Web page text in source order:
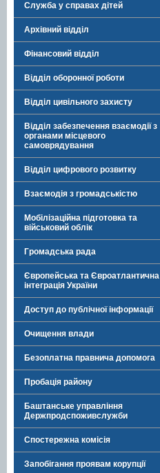
Служба у справах дітей
Архівний відділ
Фінансовий відділ
Відділ оборонної роботи
Відділ цивільного захисту
Відділ забезпечення взаємодії з
органами місцевого
самоврядування
Відділ цифрового розвитку
Взаємодія з громадськістю
Мобілізаційна підготовка та
військовий облік
Громадська рада
Європейська та Євроатлантична
інтеграція України
Доступ до публічної інформації
Очищення влади
Безоплатна правнича допомога
Пробація району
Баштанське управління
Держпродспоживслужби
Спостережна комісія
Запобігання проявам корупції